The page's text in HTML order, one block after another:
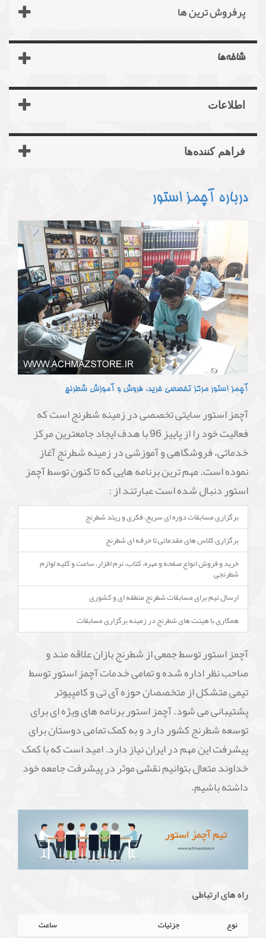
پرفروش ترین‌ ها
شاخه‌ها
اطلاعات
فراهم کننده‌ها
درباره آچمز استور
آچمز استور مرکز تخصصی خرید، فروش و آموزش شطرنج
آچمز استور سایتی تخصصی در زمینه شطرنج است که
فعالیت خود را از پاییز 96 با هدف ایجاد جامعترین مرکز
خدماتی، فروشگاهی و آموزشی در زمینه شطرنج آغاز
نموده است. مهم ترین برنامه هایی که تا کنون توسط آچمز
استور دنبال شده است عبارتند از :
برگزاری مسابقات دوره ای سریع، فکری و ریتد شطرنج
برگزاری کلاس های مقدماتی تا حرفه ای شطرنج
خرید و فروش انواع صفحه و مهره، کتاب، نرم افزار، ساعت و کلیه لوازم
شطرنجی
ارسال تیم برای مسابقات شطرنج منطقه ای و کشوری
همکاری با هیئت های شطرنج در زمینه برگزاری مسابقات
آچمز استور توسط جمعی از شطرنج بازان علاقه مند و
صاحب نظر اداره شده و تمامی خدمات آچمز استور توسط
تیمی متشکل از متخصصان حوزه آی تی و کامپیوتر
پشتیبانی می شود. آچمز استور برنامه های ویژه ای برای
توسعه شطرنج کشور دارد و به کمک تمامی دوستان برای
پیشرفت این مهم در ایران نیاز دارد. امید است که با کمک
خداوند متعال بتوانیم نقشی موثر در پیشرفت جامعه خود
داشته باشیم.
راه های ارتباطی
نوع جزئیات ساعت